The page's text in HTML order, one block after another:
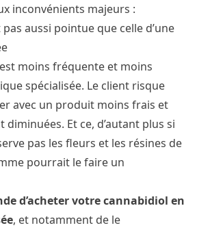
inconvénients majeurs :
pas aussi pointue que celle d’une
moins fréquente et moins
spécialisée. Le client risque
avec un produit moins frais et
Et ce, d’autant plus si
pas les fleurs et les résines de
pourrait le faire un
d’acheter votre cannabidiol en
, et notamment de le